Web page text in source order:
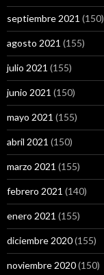
septiembre 2021 (150)
agosto 2021 (155)
julio 2021 (155)
junio 2021 (150)
mayo 2021 (155)
abril 2021 (150)
marzo 2021 (155)
febrero 2021 (140)
enero 2021 (155)
diciembre 2020(155)
noviembre 2020(150)